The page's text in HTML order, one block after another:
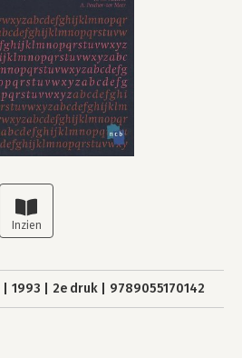
1993 2e druk 9789055170142